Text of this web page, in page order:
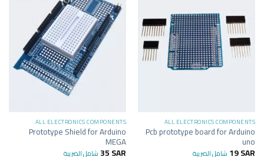
ALL ELECTRONICS COMPONENTS
Pcb prototype board for Arduino
uno
19SAR شامل الضريبة
ALL ELECTRONICS COMPONENTS
Prototype Shield for Arduino
MEGA
35SAR شامل الضريبة